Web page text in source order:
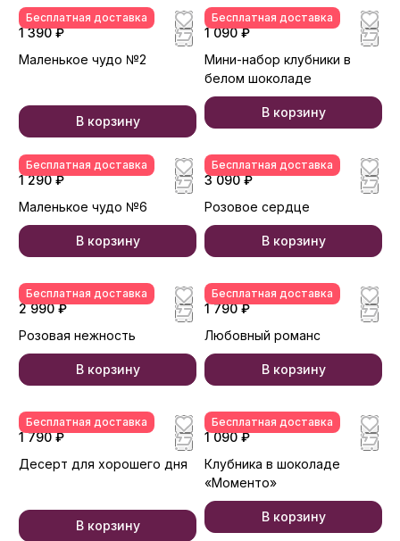
Бесплатная доставка
1 390 ₽
Маленькое чудо №2
В корзину
Бесплатная доставка
1 090 ₽
Мини-набор клубники в
белом шоколаде
В корзину
Бесплатная доставка
1 290 ₽
Маленькое чудо №6
В корзину
Бесплатная доставка
3 090 ₽
Розовое сердце
В корзину
Бесплатная доставка
2 990 ₽
Розовая нежность
В корзину
Бесплатная доставка
1 790 ₽
Любовный романс
В корзину
Бесплатная доставка
1 790 ₽
Десерт для хорошего дня
В корзину
Бесплатная доставка
1 090 ₽
Клубника в шоколаде
«Моменто»
В корзину